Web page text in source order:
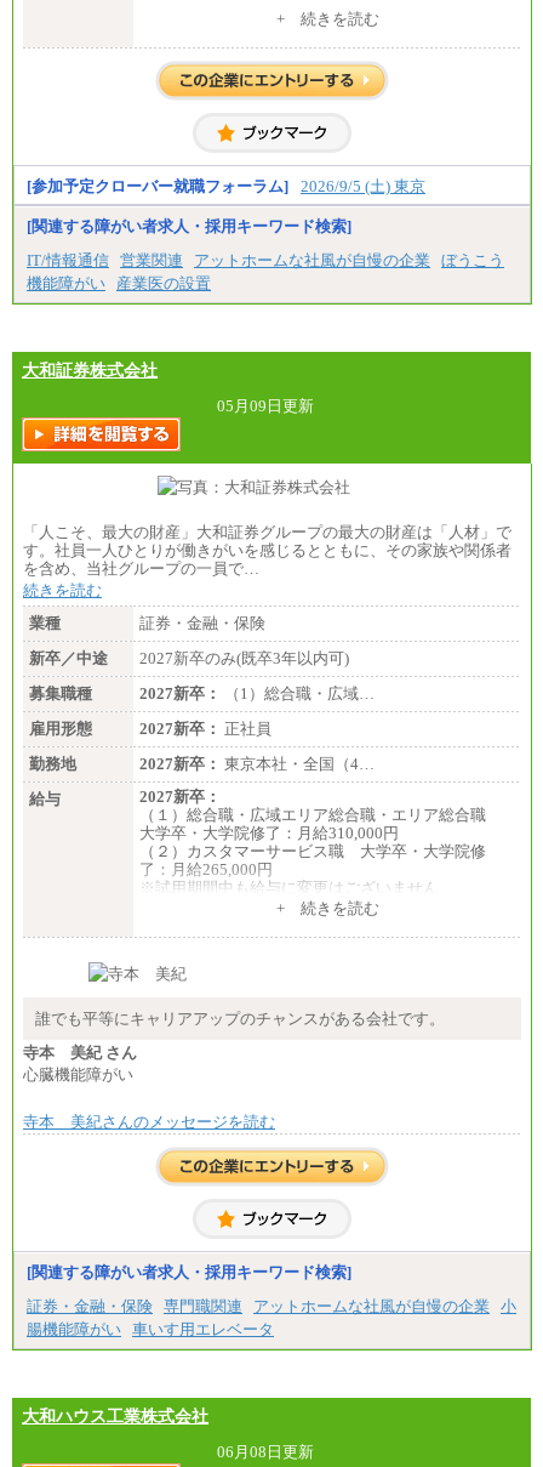
月給 200,000円～250,000円
入社時の処遇は経験・能力を考慮の上、当社規程に
より決定します。
お伝えします。
+ 続きを読む
[参加予定クローバー就職フォーラム] 2026/9/5 (土) 東京
[関連する障がい者求人・採用キーワード検索]
IT/情報通信 営業関連 アットホームな社風が自慢の企業
ぼうこう
機能障がい
産業医の設置
大和証券株式会社
05月09日更新
「人こそ、最大の財産」大和証券グループの最大の財産は「人材」で
す。社員一人ひとりが働きがいを感じるとともに、その家族や関係者
を含め、当社グループの一員で…
続きを読む
業種
証券・金融・保険
新卒／中途
2027新卒のみ(既卒3年以内可)
募集職種
2027新卒：
（1）総合職・広域…
雇用形態
2027新卒： 正社員
勤務地
2027新卒： 東京本社・全国（4…
給与
2027新卒：
（１）総合職・広域エリア総合職・エリア総合職
大学卒・大学院修了：月給310,000円
（２）カスタマーサービス職 大学卒・大学院修
了：月給265,000円
※試用期間中も給与に変更はございません
+ 続きを読む
誰でも平等にキャリアアップのチャンスがある会社です。
寺本 美紀 さん
心臓機能障がい
寺本 美紀さんのメッセージを読む
[関連する障がい者求人・採用キーワード検索]
証券・金融・保険 専門職関連 アットホームな社風が自慢の企業
小
腸機能障がい 車いす用エレベータ
大和ハウス工業株式会社
06月08日更新